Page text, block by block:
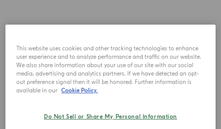
This website uses cookies and other tracking technologies to enhance
user experience and to analyze performance and traffic on our website.
We also share information about your use of our site with our social
media, advertising and analytics partners. If we have detected an opt-
out preference signal then it will be honored. Further information is
available in our Cookie Policy.
Do Not Sell or Share My Personal Information